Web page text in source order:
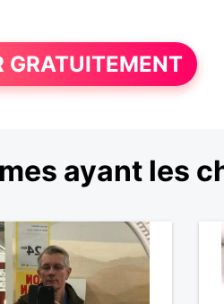
GRATUITEMENT
ayant les